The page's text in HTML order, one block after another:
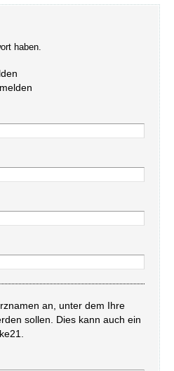
haben.
an, unter dem Ihre
sollen. Dies kann auch ein